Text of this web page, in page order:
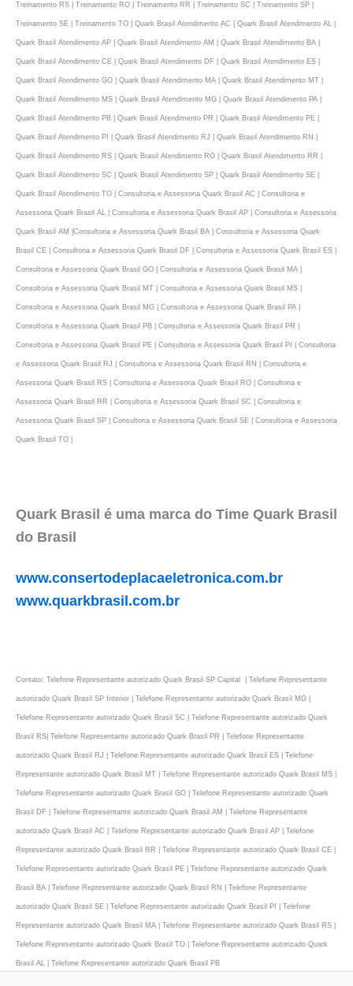
Treinamento RS | Treinamento RO | Treinamento RR | Treinamento SC | Treinamento SP |
Treinamento SE | Treinamento TO | Quark Brasil Atendimento AC | Quark Brasil Atendimento AL |
Quark Brasil Atendimento AP | Quark Brasil Atendimento AM | Quark Brasil Atendimento BA |
Quark Brasil Atendimento CE | Quark Brasil Atendimento DF | Quark Brasil Atendimento ES |
Quark Brasil Atendimento GO | Quark Brasil Atendimento MA | Quark Brasil Atendimento MT |
Quark Brasil Atendimento MS | Quark Brasil Atendimento MG | Quark Brasil Atendimento PA |
Quark Brasil Atendimento PB | Quark Brasil Atendimento PR | Quark Brasil Atendimento PE |
Quark Brasil Atendimento PI | Quark Brasil Atendimento RJ | Quark Brasil Atendimento RN |
Quark Brasil Atendimento RS | Quark Brasil Atendimento RO | Quark Brasil Atendimento RR |
Quark Brasil Atendimento SC | Quark Brasil Atendimento SP | Quark Brasil Atendimento SE |
Quark Brasil Atendimento TO | Consultoria e Assessoria Quark Brasil AC | Consultoria e
Assessoria Quark Brasil AL | Consultoria e Assessoria Quark Brasil AP | Consultoria e Assessoria
Quark Brasil AM |Consultoria e Assessoria Quark Brasil BA | Consultoria e Assessoria Quark
Brasil CE | Consultoria e Assessoria Quark Brasil DF | Consultoria e Assessoria Quark Brasil ES |
Consultoria e Assessoria Quark Brasil GO | Consultoria e Assessoria Quark Brasil MA |
Consultoria e Assessoria Quark Brasil MT | Consultoria e Assessoria Quark Brasil MS |
Consultoria e Assessoria Quark Brasil MG | Consultoria e Assessoria Quark Brasil PA |
Consultoria e Assessoria Quark Brasil PB | Consultoria e Assessoria Quark Brasil PR |
Consultoria e Assessoria Quark Brasil PE | Consultoria e Assessoria Quark Brasil PI | Consultoria
e Assessoria Quark Brasil RJ | Consultoria e Assessoria Quark Brasil RN | Consultoria e
Assessoria Quark Brasil RS | Consultoria e Assessoria Quark Brasil RO | Consultoria e
Assessoria Quark Brasil RR | Consultoria e Assessoria Quark Brasil SC | Consultoria e
Assessoria Quark Brasil SP | Consultoria e Assessoria Quark Brasil SE | Consultoria e Assessoria
Quark Brasil TO |
Quark Brasil é uma marca do Time Quark Brasil
do Brasil
www.consertodeplacaeletronica.com.br
www.quarkbrasil.com.br
Contato: Telefone Representante autorizado Quark Brasil SP Capital | Telefone Representante
autorizado Quark Brasil SP Interior | Telefone Representante autorizado Quark Brasil MG |
Telefone Representante autorizado Quark Brasil SC | Telefone Representante autorizado Quark
Brasil RS| Telefone Representante autorizado Quark Brasil PR | Telefone Representante
autorizado Quark Brasil RJ | Telefone Representante autorizado Quark Brasil ES | Telefone
Representante autorizado Quark Brasil MT | Telefone Representante autorizado Quark Brasil MS |
Telefone Representante autorizado Quark Brasil GO | Telefone Representante autorizado Quark
Brasil DF | Telefone Representante autorizado Quark Brasil AM | Telefone Representante
autorizado Quark Brasil AC | Telefone Representante autorizado Quark Brasil AP | Telefone
Representante autorizado Quark Brasil RR | Telefone Representante autorizado Quark Brasil CE |
Telefone Representante autorizado Quark Brasil PE | Telefone Representante autorizado Quark
Brasil BA | Telefone Representante autorizado Quark Brasil RN | Telefone Representante
autorizado Quark Brasil SE | Telefone Representante autorizado Quark Brasil PI | Telefone
Representante autorizado Quark Brasil MA | Telefone Representante autorizado Quark Brasil RS |
Telefone Representante autorizado Quark Brasil TO | Telefone Representante autorizado Quark
Brasil AL | Telefone Representante autorizado Quark Brasil PB